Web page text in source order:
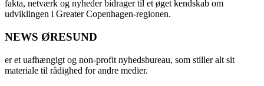
fakta, netværk og nyheder bidrager til et øget kendskab om
udviklingen i Greater Copenhagen-regionen.
NEWS ØRESUND
er et uafhængigt og non-profit nyhedsbureau, som stiller alt sit
materiale til rådighed for andre medier.